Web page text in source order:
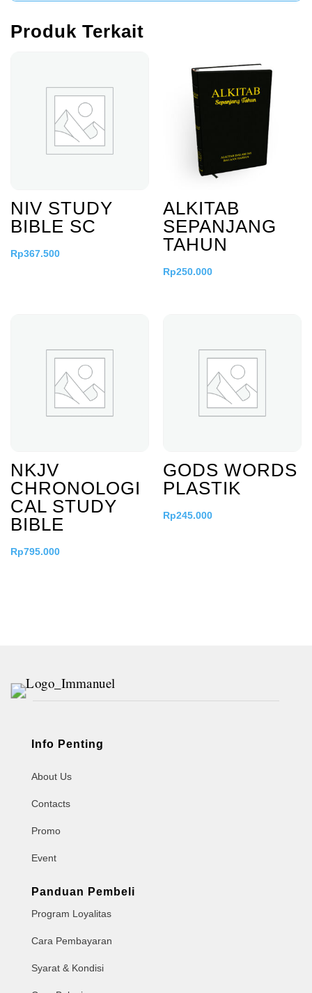
Produk Terkait
NIV STUDY
BIBLE SC
Rp367.500
ALKITAB
SEPANJANG
TAHUN
Rp250.000
NKJV
CHRONOLOGI
CAL STUDY
BIBLE
Rp795.000
GODS WORDS
PLASTIK
Rp245.000
Info Penting
About Us
Contacts
Promo
Event
Panduan Pembeli
Program Loyalitas
Cara Pembayaran
Syarat & Kondisi